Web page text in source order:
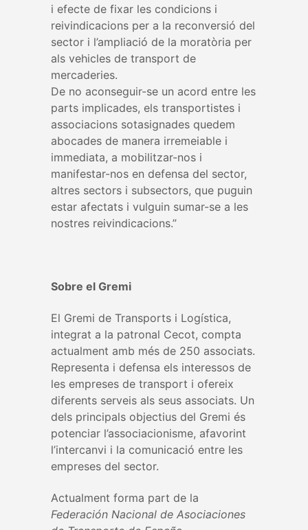
i efecte de fixar les condicions i
reivindicacions per a la reconversió del
sector i l’ampliació de la moratòria per
als vehicles de transport de
mercaderies.
De no aconseguir-se un acord entre les
parts implicades, els transportistes i
associacions sotasignades quedem
abocades de manera irremeiable i
immediata, a mobilitzar-nos i
manifestar-nos en defensa del sector,
altres sectors i subsectors, que puguin
estar afectats i vulguin sumar-se a les
nostres reivindicacions.”
Sobre el Gremi
El Gremi de Transports i Logística,
integrat a la patronal Cecot, compta
actualment amb més de 250 associats.
Representa i defensa els interessos de
les empreses de transport i ofereix
diferents serveis als seus associats. Un
dels principals objectius del Gremi és
potenciar l’associacionisme, afavorint
l’intercanvi i la comunicació entre les
empreses del sector.
Actualment forma part de la
Federación Nacional de Asociaciones